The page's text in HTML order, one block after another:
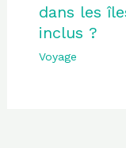
dans les
inclus ?
Voyage